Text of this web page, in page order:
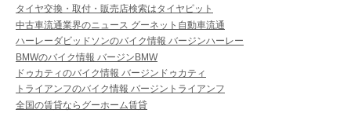
タイヤ交換・取付・販売店検索はタイヤピット
中古車流通業界のニュース グーネット自動車流通
ハーレーダビッドソンのバイク情報 バージンハーレー
BMWのバイク情報 バージンBMW
ドゥカティのバイク情報 バージンドゥカティ
トライアンフのバイク情報 バージントライアンフ
全国の賃貸ならグーホーム賃貸